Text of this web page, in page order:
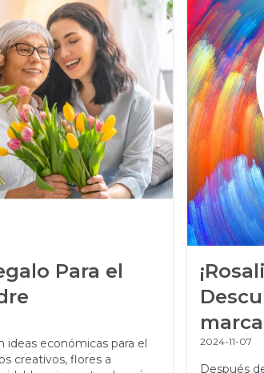
Para el
ideas económicas para el
creativos, flores a
2024-11-07
Después